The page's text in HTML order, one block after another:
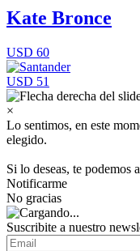
Kate Bronce
USD 60
USD 51
×
Lo sentimos, en este
elegido.
Si lo deseas, te podemos
Notificarme
No gracias
Suscribite a nuestro